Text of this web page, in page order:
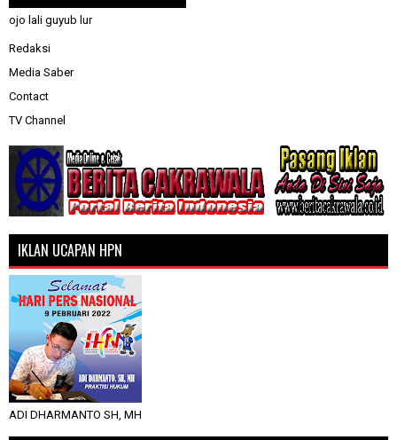
ojo lali guyub lur
Redaksi
Media Saber
Contact
TV Channel
IKLAN UCAPAN HPN
ADI DHARMANTO SH, MH